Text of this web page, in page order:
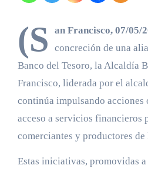
(S an Francisco, 07/05/
concreción de una
Banco del Tesoro, la Alcaldía
Francisco, liderada por el
continúa impulsando
acceso a servicios financieros
comerciantes y productores
Estas iniciativas, promovidas